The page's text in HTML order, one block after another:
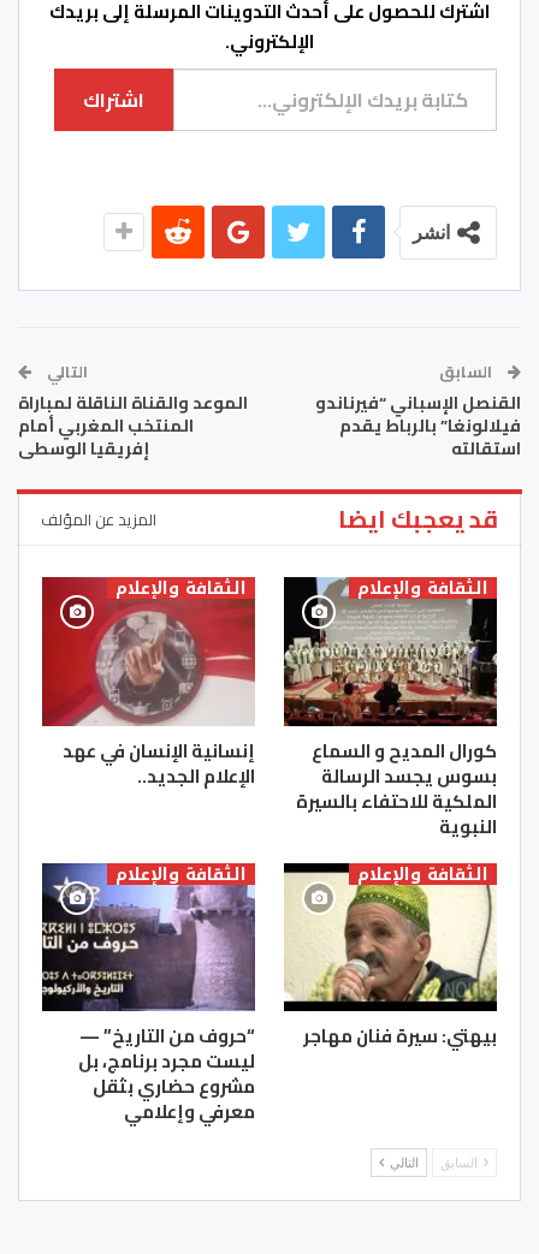
اشترك للحصول على أحدث التدوينات المرسلة إلى بريدك
الإلكتروني.
كتابة بريدك الإلكتروني...
اشتراك
انشر
السابق
القنصل الإسباني “فيرناندو
فيلالونغا” بالرباط يقدم
استقالته
التالي
الموعد والقناة الناقلة لمباراة
المنتخب المغربي أمام
إفريقيا الوسطى
قد يعجبك ايضا المزيد عن المؤلف
الثقافة والإعلام
كورال المديح و السماع
بسوس يجسد الرسالة
الملكية للاحتفاء بالسيرة
النبوية
الثقافة والإعلام
إنسانية الإنسان في عهد
الإعلام الجديد..
الثقافة والإعلام
بيهتي: سيرة فنان مهاجر
الثقافة والإعلام
“حروف من التاريخ” —
ليست مجرد برنامج، بل
مشروع حضاري بثقل
معرفي وإعلامي
السابق التالي